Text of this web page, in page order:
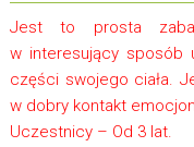
Jest to prosta
w interesujący sposób
części swojego ciała.
w dobry kontakt
Uczestnicy – Od 3 lat.